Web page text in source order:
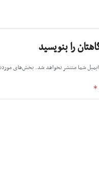
را بنویسید
شما منتشر نخواهد شد.بخش‌های
*